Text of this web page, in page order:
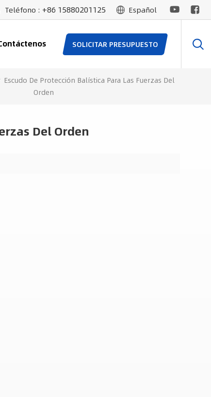
Teléfono : +86 15880201125 Español
SOLICITAR PRESUPUESTO
Escudo De Protección Balística Para Las Fuerzas Del
Orden
Del Orden